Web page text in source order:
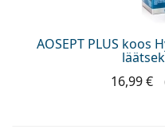
AOSEPT PLUS koos
16,99 €